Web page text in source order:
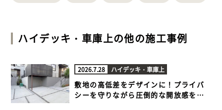
ハイデッキ・車庫上の他の施工事例
2026.7.28 ハイデッキ・車庫上
敷地の高低差をデザインに！プライバ
シーを守りながら圧倒的な開放感を生